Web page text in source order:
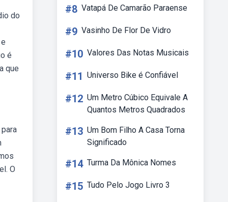
do
é
que
O
#8 Vatapá De Camarão Paraense
#9 Vasinho De Flor De Vidro
#10 Valores Das Notas Musicais
#11 Universo Bike é Confiável
#12 Um Metro Cúbico Equivale A
Quantos Metros Quadrados
#13 Um Bom Filho A Casa Torna
Significado
#14 Turma Da Mônica Nomes
#15 Tudo Pelo Jogo Livro 3